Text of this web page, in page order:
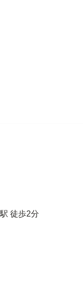
徒歩2分